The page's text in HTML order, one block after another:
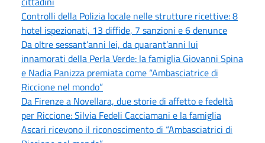
Controlli della Polizia locale nelle strutture ricettive: 8
hotel ispezionati, 13 diffide, 7 sanzioni e 6 denunce
Da oltre sessant’anni lei, da quarant’anni lui
innamorati della Perla Verde: la famiglia Giovanni Spina
e Nadia Panizza premiata come “Ambasciatrice di
Riccione nel mondo”
Da Firenze a Novellara, due storie di affetto e fedeltà
per Riccione: Silvia Fedeli Cacciamani e la famiglia
Ascari ricevono il riconoscimento di “Ambasciatrici di